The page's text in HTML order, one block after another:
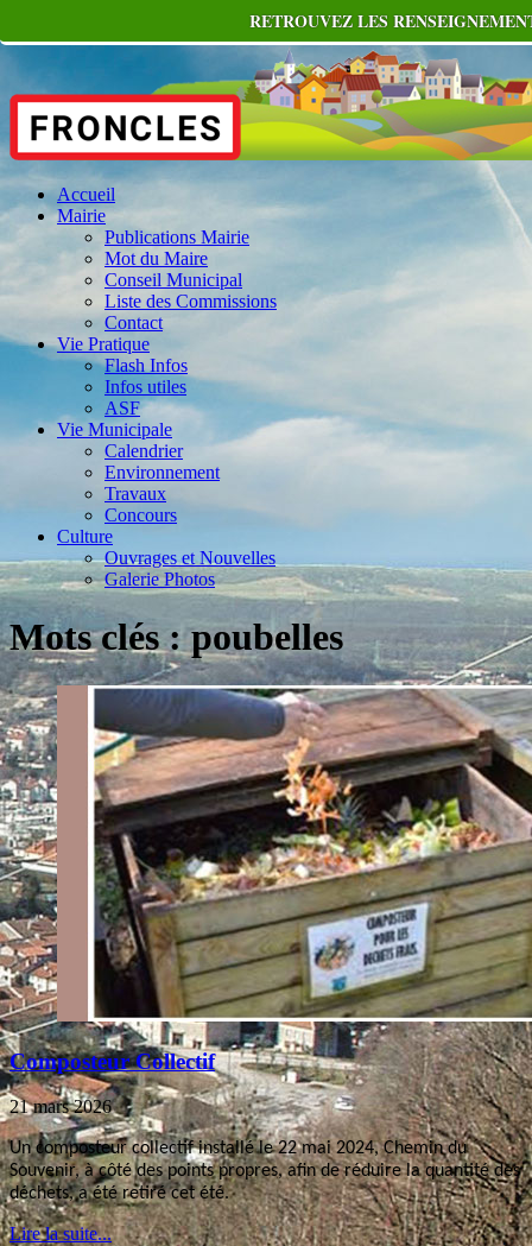
Accueil
Mairie
Publications Mairie
Mot du Maire
Conseil Municipal
Liste des Commissions
Contact
Vie Pratique
Flash Infos
Infos utiles
ASF
Vie Municipale
Calendrier
Environnement
Travaux
Concours
Culture
Ouvrages et Nouvelles
Galerie Photos
Mots clés : poubelles
Composteur Collectif
21 mars 2026
Un composteur collectif installé le 22 mai 2024, Chemin du
Souvenir, à côté des points propres, afin de réduire la quantité des
déchets, a été retiré cet été.
Lire la suite...
RETROUVEZ LES